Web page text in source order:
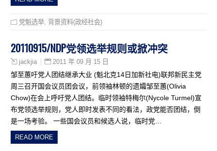
党魁选举 背景资料(政经社会)
20110915/NDP党领选举规则或掀冲突
jackjia 2011 年 09 月 15 日
邹至蕙吁党人团结继承大业 (魁北克14日加新社电)联邦新民主党
周三召开国会议员团会议，前领袖林顿的遗孀邹至蕙(Olivia
Chow)在会上呼吁党人团结。临时领袖特梅尔(Nycole Turmel)宣
布党领选举规则，党人即时发表不同的看法，政党能否团结，倒
是一场考验。 一些国会议员和候选人说，临时党…
READ MORE